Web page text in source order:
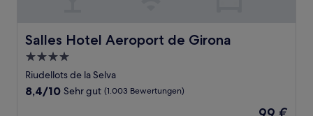
Salles Hotel Aeroport de Girona
Salles Hotel Aeroport de Girona
4.0-
Sterne-
Unterkunft
Riudellots de la Selva
8.4
8,4/10 Sehr gut (1.003 Bewertungen)
Der